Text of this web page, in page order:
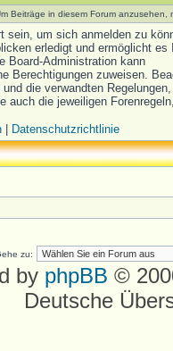
Beiträge in diesem Forum
sein, um sich anmelden zu
erledigt und ermöglicht es
Board-Administration kann
Berechtigungen zuweisen.
die verwandten
auch die jeweiligen
| Datenschutzrichtlinie
zu:
by phpBB ©
Deutsche